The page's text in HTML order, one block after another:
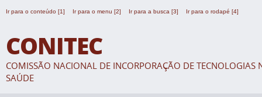
Ir para o conteúdo [1] Ir para o menu [2] Ir para a busca [3] Ir para o rodapé [4]
CONITEC
COMISSÃO NACIONAL DE INCORPORAÇÃO DE TECNOLOGIAS
SAÚDE